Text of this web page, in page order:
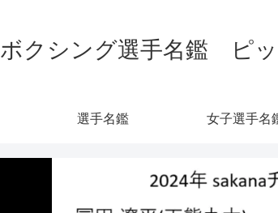
ボクシング選手名鑑 ピ
選手名鑑 女子選手名